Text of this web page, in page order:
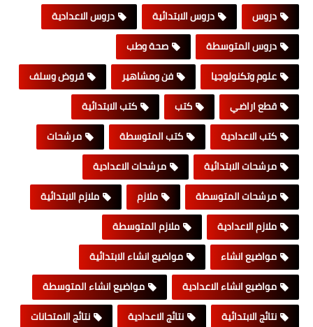
دروس
دروس الابتدائية
دروس الاعدادية
دروس المتوسطة
صحة وطب
علوم وتكنولوجيا
فن ومشاهير
قروض وسلف
قطع اراضي
كتب
كتب الابتدائية
كتب الاعدادية
كتب المتوسطة
مرشحات
مرشحات الابتدائية
مرشحات الاعدادية
مرشحات المتوسطة
ملازم
ملازم الابتدائية
ملازم الاعدادية
ملازم المتوسطة
مواضيع انشاء
مواضيع انشاء الابتدائية
مواضيع انشاء الاعدادية
مواضيع انشاء المتوسطة
نتائج الابتدائية
نتائج الاعدادية
نتائج الامتحانات